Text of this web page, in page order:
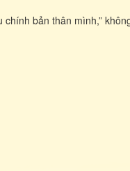
bản thân mình,”